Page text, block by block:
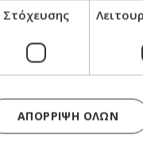
με τον
τον Απρίλιο θέλει
Στόχευσης
ΑΠΌΡΡΙΨΗ ΌΛΩΝ